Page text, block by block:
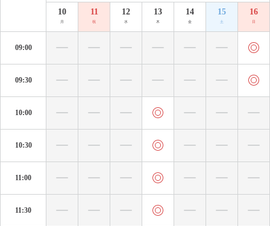
10
月
11
祝
12
水
13
木
14
金
15
土
16
日
09:00
09:30
10:00
10:30
11:00
11:30